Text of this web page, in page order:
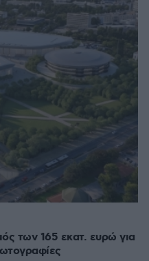
των 165 εκατ. ευρώ για